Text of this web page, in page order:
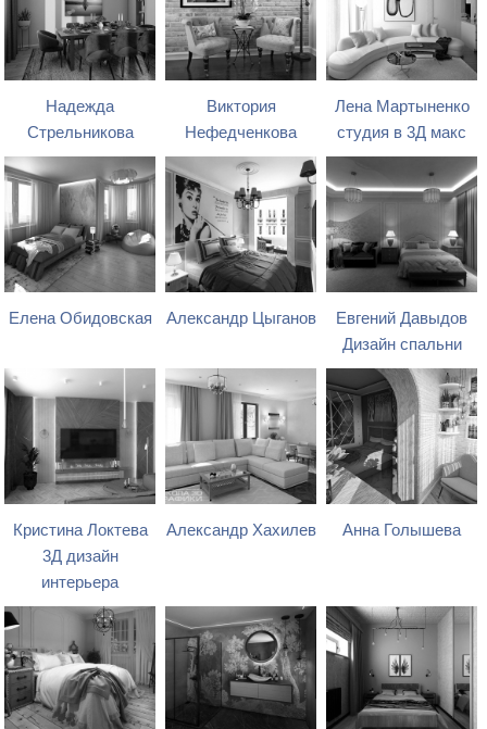
Надежда
Стрельникова
Виктория
Нефедченкова
Лена Мартыненко
студия в 3Д макс
Елена Обидовская Александр Цыганов
Евгений Давыдов
Дизайн спальни
Кристина Локтева
3Д дизайн
интерьера
Александр Хахилев Анна Голышева